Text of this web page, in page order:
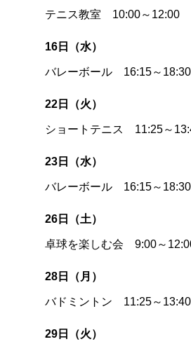
テニス教室 10:00～12:00
16日（水）
バレーボール 16:15～
22日（火）
ショートテニス 11:25～
23日（水）
バレーボール 16:15～
26日（土）
卓球を楽しむ会 9:00～
28日（月）
バドミントン 11:25～
29日（火）